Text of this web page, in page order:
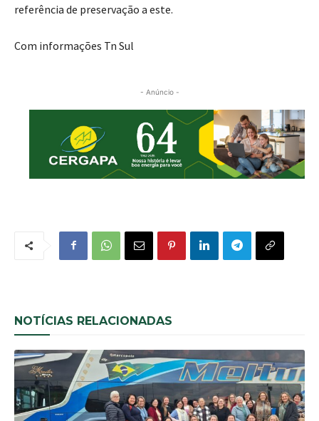
referência de preservação a este.
Com informações Tn Sul
- Anúncio -
NOTÍCIAS RELACIONADAS